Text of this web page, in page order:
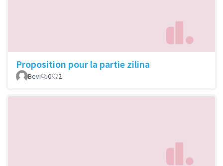
Proposition pour la partie zilina
Bevi 0 2